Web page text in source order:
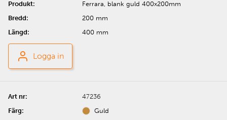
Ferrara, blank guld 400x200mm
200 mm
400 mm
Logga in
47236
Guld